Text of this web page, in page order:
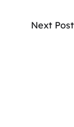
Next Post